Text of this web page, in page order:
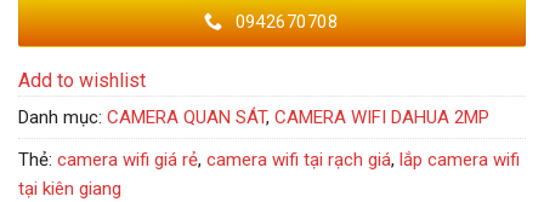
0942670708
Add to wishlist
Danh mục: CAMERA QUAN SÁT, CAMERA WIFI DAHUA 2MP
Thẻ: camera wifi giá rẻ, camera wifi tại rạch giá, lắp camera wifi
tại kiên giang